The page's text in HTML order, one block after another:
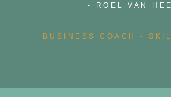
- ROEL VAN
BUSINESS COACH -